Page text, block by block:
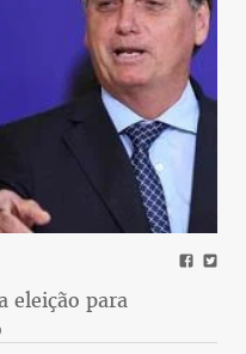
eleição para